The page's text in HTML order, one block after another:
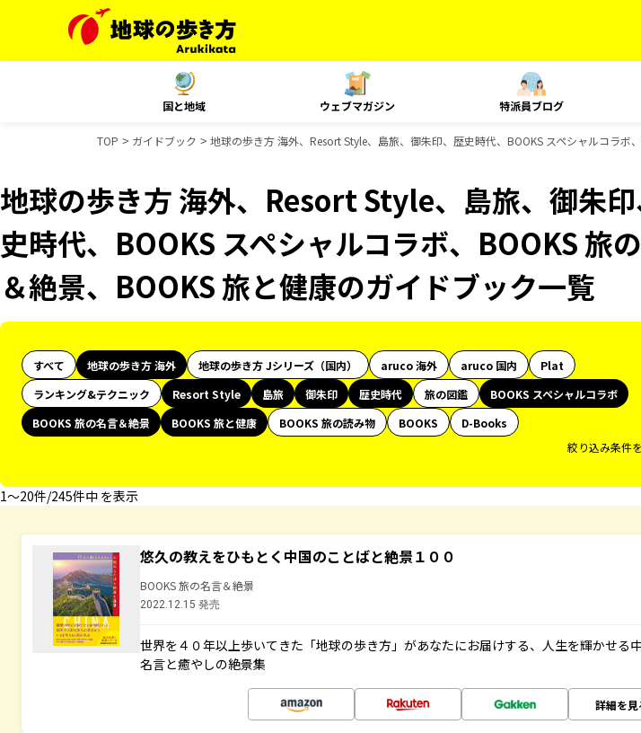
国と地域 ウェブマガジン 特派員ブログ
TOP ガイドブック 地球の歩き方 海外、Resort Style、島旅、御朱印、歴史時代、BOOKS スペシャルコラボ
地球の歩き方 海外、Resort Style、島旅、御朱
史時代、BOOKS スペシャルコラボ、BOOKS 旅
＆絶景、BOOKS 旅と健康のガイドブック一覧
すべて 地球の歩き方 海外 地球の歩き方 Jシリーズ（国内） aruco 海外 aruco 国内
Plat
ランキング&テクニック
Resort Style 島旅 御朱印 歴史時代 旅の図鑑
BOOKS スペシャルコラボ
BOOKS 旅の名言＆絶景
BOOKS 旅と健康 BOOKS 旅の読み物 BOOKS
D-Books
絞り込み条件
1〜20件/245件中 を表示
悠久の教えをひもとく中国のことばと絶景１００
BOOKS 旅の名言＆絶景
2022.12.15 発売
世界を４０年以上歩いてきた「地球の歩き方」があなたにお届けする、人生を輝かせる
名言と癒やしの絶景集
詳細を見